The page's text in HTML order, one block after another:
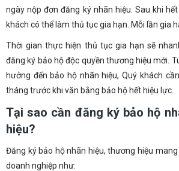
ngày nộp đơn đăng ký nhãn hiệu. Sau khi
khách có thể làm thủ tục gia hạn. Mỗi lần gia
Thời gian thực hiện thủ tục gia hạn sẽ
đăng ký bảo hộ độc quyền thương hiệu mới.
hưởng đến bảo hộ nhãn hiệu, Quý khách
tháng trước khi văn bằng bảo hộ hết hiệu lực.
Tại sao cần đăng ký bảo hộ
hiệu?
Đăng ký bảo hộ nhãn hiệu, thương hiệu
doanh nghiệp như: